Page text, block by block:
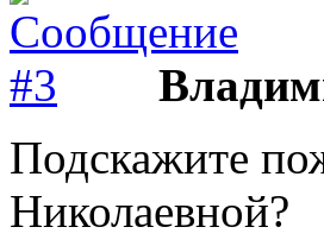
Подскажите
Николаевной?